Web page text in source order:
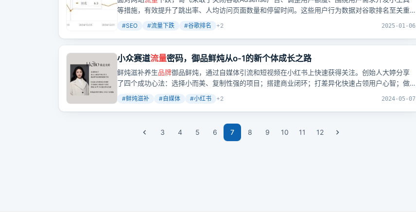
等措施，有效提升了跳出率、人均访问页面数量和停留时间。这些用户行为数据对谷歌排名至关重
#SEO #流量下跌 #谷歌排名 +2 2025-01-06
小众赛道流量密码，御品鲜炖从o-1的新个体成长之路
鲜炖滋补养生品牌御品鲜炖，通过自媒体引流和短视频在小红书上快速获得关注。创始人大婷分享
了四个成功心法：选择小而美、复制性强的项目；搭建商业闭环；打差异化快速占领用户心智；做
好私域承接。她强调，创业需要愿力大于能力，有愿力就有成功。
#鲜炖滋补 #自媒体 #小红书 +2 2024-05-07
3 4 5 6 7 8 9 10 11 12